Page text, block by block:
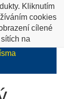
Kliknutím
cookies
cílené
na